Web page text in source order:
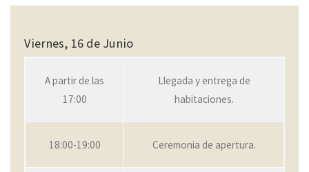
Viernes, 16 de Junio
A partir de las
17:00
Llegada y entrega de
habitaciones.
18:00-19:00 Ceremonia de apertura.